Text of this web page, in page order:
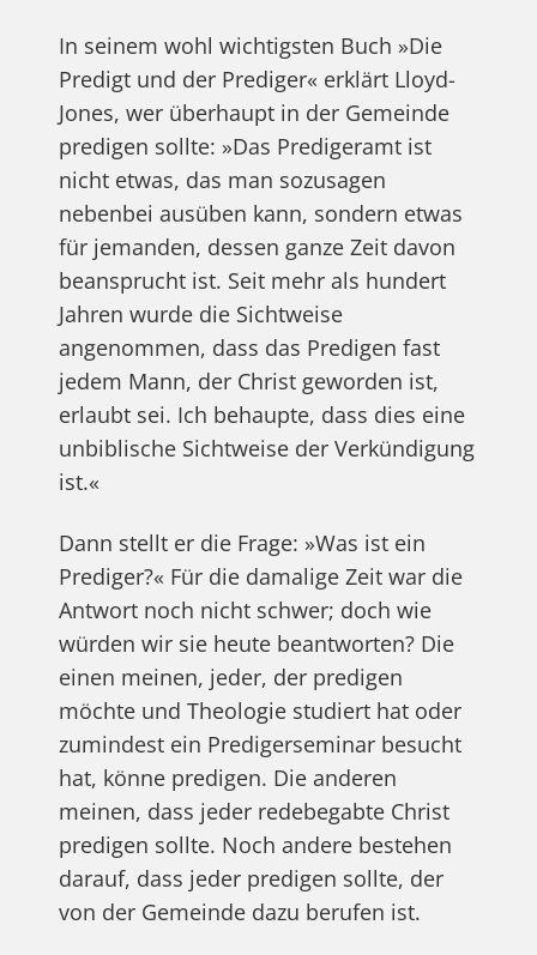
In seinem wohl wichtigsten Buch »Die
Predigt und der Prediger« erklärt Lloyd-
Jones, wer überhaupt in der Gemeinde
predigen sollte: »Das Predigeramt ist
nicht etwas, das man sozusagen
nebenbei ausüben kann, sondern etwas
für jemanden, dessen ganze Zeit davon
beansprucht ist. Seit mehr als hundert
Jahren wurde die Sichtweise
angenommen, dass das Predigen fast
jedem Mann, der Christ geworden ist,
erlaubt sei. Ich behaupte, dass dies eine
unbiblische Sichtweise der Verkündigung
ist.«
Dann stellt er die Frage: »Was ist ein
Prediger?« Für die damalige Zeit war die
Antwort noch nicht schwer; doch wie
würden wir sie heute beantworten? Die
einen meinen, jeder, der predigen
möchte und Theologie studiert hat oder
zumindest ein Predigerseminar besucht
hat, könne predigen. Die anderen
meinen, dass jeder redebegabte Christ
predigen sollte. Noch andere bestehen
darauf, dass jeder predigen sollte, der
von der Gemeinde dazu berufen ist.